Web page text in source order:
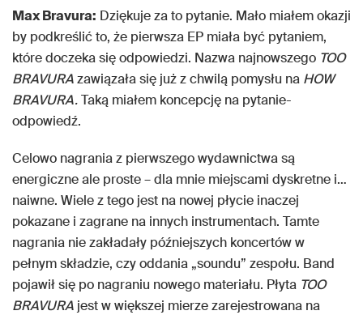
Max Bravura: Dziękuje za to pytanie. Mało miałem okazji
by podkreślić to, że pierwsza EP miała być pytaniem,
które doczeka się odpowiedzi. Nazwa najnowszego TOO
BRAVURAzawiązała się już z chwilą pomysłu na HOW
BRAVURA.Taką miałem koncepcję na pytanie-
odpowiedź.
Celowo nagrania z pierwszego wydawnictwa są
energiczne ale proste – dla mnie miejscami dyskretne i…
naiwne. Wiele z tego jest na nowej płycie inaczej
pokazane i zagrane na innych instrumentach. Tamte
nagrania nie zakładały późniejszych koncertów w
pełnym składzie, czy oddania „soundu” zespołu. Band
pojawił się po nagraniu nowego materiału. Płyta TOO
BRAVURA jest w większej mierze zarejestrowana na